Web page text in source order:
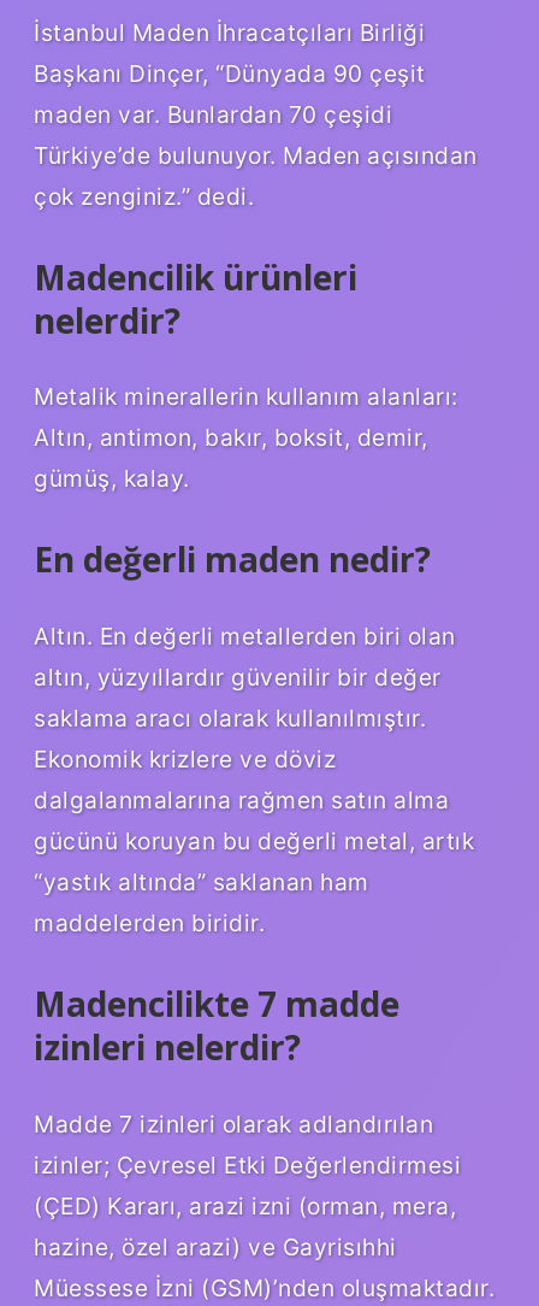
İstanbul Maden İhracatçıları Birliği
Başkanı Dinçer, “Dünyada 90 çeşit
maden var. Bunlardan 70 çeşidi
Türkiye’de bulunuyor. Maden açısından
çok zenginiz.” dedi.
Madencilik ürünleri
nelerdir?
Metalik minerallerin kullanım alanları:
Altın, antimon, bakır, boksit, demir,
gümüş, kalay.
En değerli maden nedir?
Altın. En değerli metallerden biri olan
altın, yüzyıllardır güvenilir bir değer
saklama aracı olarak kullanılmıştır.
Ekonomik krizlere ve döviz
dalgalanmalarına rağmen satın alma
gücünü koruyan bu değerli metal, artık
“yastık altında” saklanan ham
maddelerden biridir.
Madencilikte 7 madde
izinleri nelerdir?
Madde 7 izinleri olarak adlandırılan
izinler; Çevresel Etki Değerlendirmesi
(ÇED) Kararı, arazi izni (orman, mera,
hazine, özel arazi) ve Gayrisıhhi
Müessese İzni (GSM)’nden oluşmaktadır.